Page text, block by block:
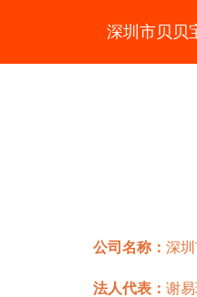
深圳市贝贝
公司名称： 深
法人代表： 谢